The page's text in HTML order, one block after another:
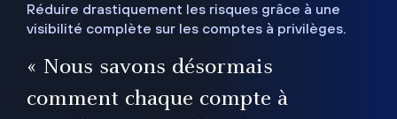
Réduire drastiquement les risques grâce à une
visibilité complète sur les comptes à privilèges.
« Nous savons désormais
comment chaque compte à